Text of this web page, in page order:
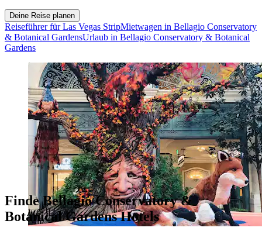
Deine Reise planen
Reiseführer für Las Vegas StripMietwagen in Bellagio Conservatory
& Botanical GardensUrlaub in Bellagio Conservatory & Botanical
Gardens
Finde Bellagio Conservatory &
Botanical Gardens Hotels